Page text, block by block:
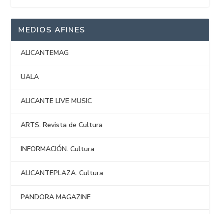
MEDIOS AFINES
ALICANTEMAG
UALA
ALICANTE LIVE MUSIC
ARTS. Revista de Cultura
INFORMACIÓN. Cultura
ALICANTEPLAZA. Cultura
PANDORA MAGAZINE